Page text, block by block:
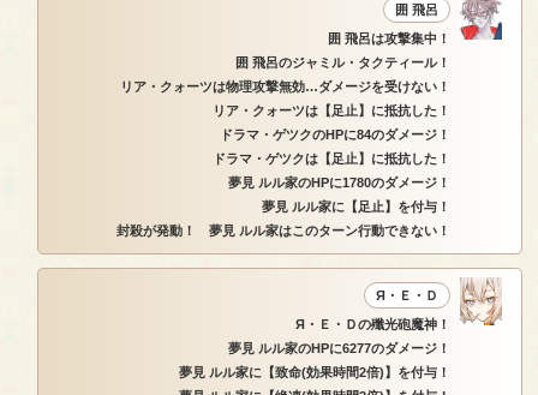
囲 飛呂
囲 飛呂は攻撃集中！
囲 飛呂のジャミル・タクティール！
リア・クォーツは物理攻撃無効…ダメージを受けない！
リア・クォーツは【足止】に抵抗した！
ドラマ・ゲツクのHPに84のダメージ！
ドラマ・ゲツクは【足止】に抵抗した！
夢見 ルル家のHPに1780のダメージ！
夢見 ルル家に【足止】を付与！
封殺が発動！ 夢見 ルル家はこのターン行動できない！
Я・Ｅ・Ｄ
Я・Ｅ・Ｄの殲光砲魔神！
夢見 ルル家のHPに6277のダメージ！
夢見 ルル家に【致命(効果時間2倍)】を付与！